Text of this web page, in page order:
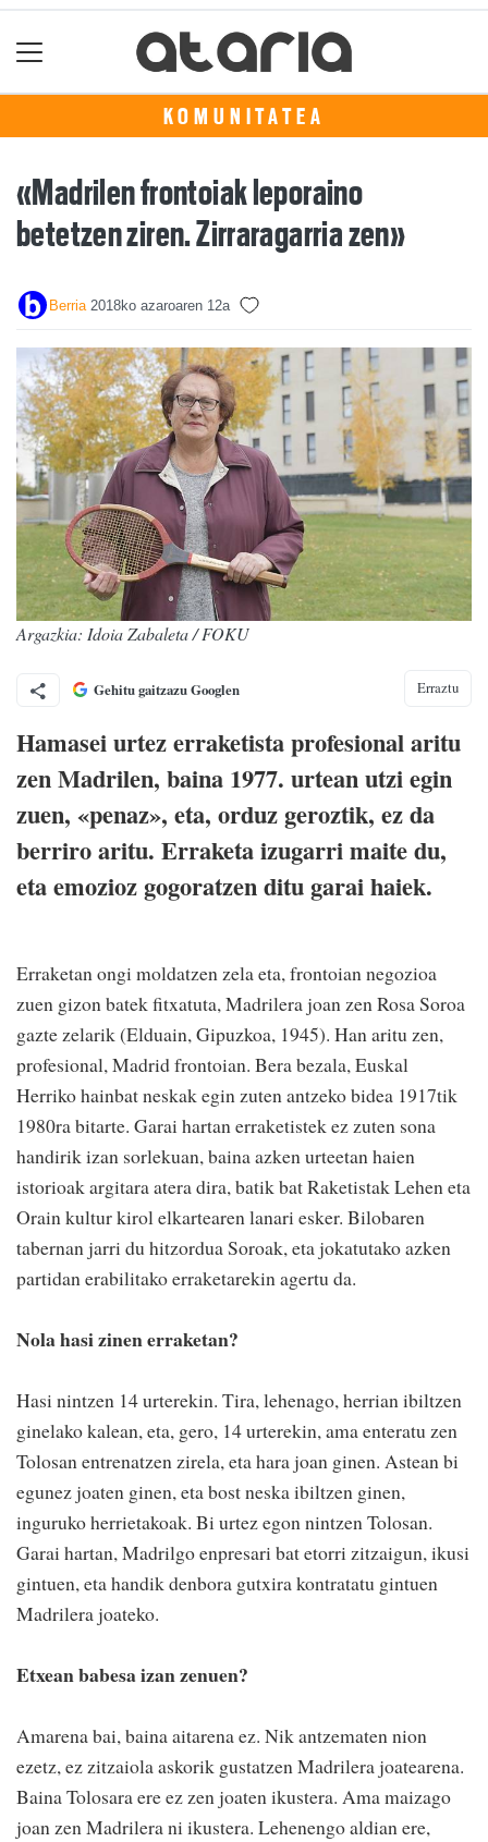
KOMUNITATEA
«Madrilen frontoiak leporaino
betetzen ziren. Zirraragarria zen»
Berria 2018ko azaroaren 12a
Argazkia: Idoia Zabaleta / FOKU
Gehitu gaitzazu Googlen Erraztu
Hamasei urtez erraketista profesional aritu
zen Madrilen, baina 1977. urtean utzi egin
zuen, «penaz», eta, orduz geroztik, ez da
berriro aritu. Erraketa izugarri maite du,
eta emozioz gogoratzen ditu garai haiek.
Erraketan ongi moldatzen zela eta, frontoian negozioa
zuen gizon batek fitxatuta, Madrilera joan zen Rosa Soroa
gazte zelarik (Elduain, Gipuzkoa, 1945). Han aritu zen,
profesional, Madrid frontoian. Bera bezala, Euskal
Herriko hainbat neskak egin zuten antzeko bidea 1917tik
1980ra bitarte. Garai hartan erraketistek ez zuten sona
handirik izan sorlekuan, baina azken urteetan haien
istorioak argitara atera dira, batik bat Raketistak Lehen eta
Orain kultur kirol elkartearen lanari esker. Bilobaren
tabernan jarri du hitzordua Soroak, eta jokatutako azken
partidan erabilitako erraketarekin agertu da.
Nola hasi zinen erraketan?
Hasi nintzen 14 urterekin. Tira, lehenago, herrian ibiltzen
ginelako kalean, eta, gero, 14 urterekin, ama enteratu zen
Tolosan entrenatzen zirela, eta hara joan ginen. Astean bi
egunez joaten ginen, eta bost neska ibiltzen ginen,
inguruko herrietakoak. Bi urtez egon nintzen Tolosan.
Garai hartan, Madrilgo enpresari bat etorri zitzaigun, ikusi
gintuen, eta handik denbora gutxira kontratatu gintuen
Madrilera joateko.
Etxean babesa izan zenuen?
Amarena bai, baina aitarena ez. Nik antzematen nion
ezetz, ez zitzaiola askorik gustatzen Madrilera joatearena.
Baina Tolosara ere ez zen joaten ikustera. Ama maizago
joan zen Madrilera ni ikustera. Lehenengo aldian ere,